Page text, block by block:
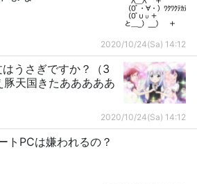
2020/10/24(Sa) 14:12
はうさぎですか？（3
天国きたあああああ
2020/10/24(Sa) 14:12
トPCは嫌われるの？